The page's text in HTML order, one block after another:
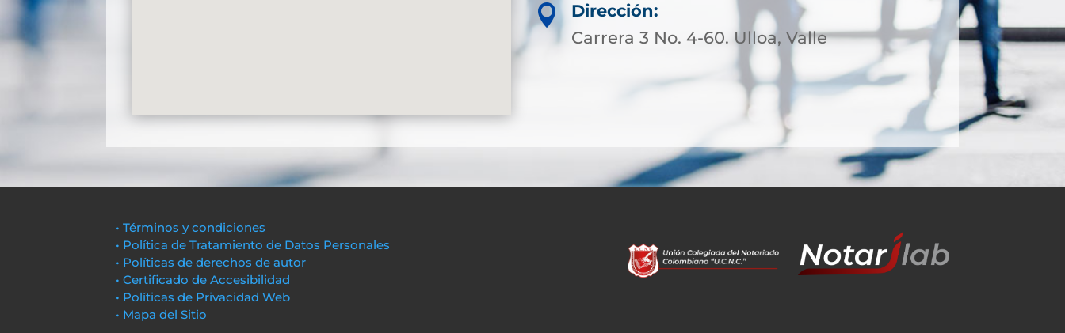

Dirección:
Carrera 3 No. 4-60. Ulloa, Valle
• Términos y condiciones
• Política de Tratamiento de Datos Personales
• Políticas de derechos de autor
• Certificado de Accesibilidad
• Políticas de Privacidad Web
• Mapa del Sitio